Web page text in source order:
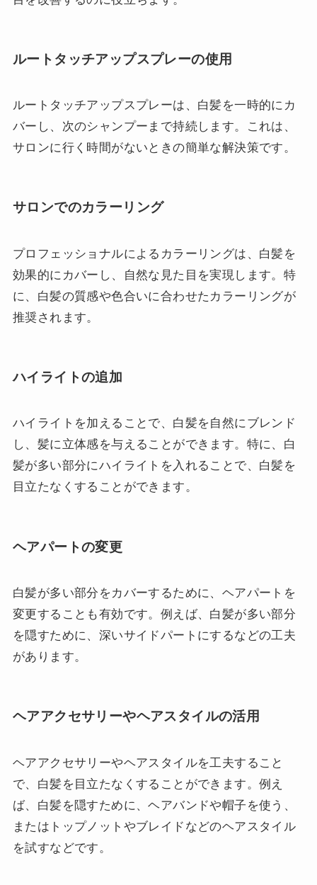
ルートタッチアップスプレーの使用
ルートタッチアップスプレーは、白髪を一時的にカ
バーし、次のシャンプーまで持続します。これは、
サロンに行く時間がないときの簡単な解決策です。
サロンでのカラーリング
プロフェッショナルによるカラーリングは、白髪を
効果的にカバーし、自然な見た目を実現します。特
に、白髪の質感や色合いに合わせたカラーリングが
推奨されます。
ハイライトの追加
ハイライトを加えることで、白髪を自然にブレンド
し、髪に立体感を与えることができます。特に、白
髪が多い部分にハイライトを入れることで、白髪を
目立たなくすることができます。
ヘアパートの変更
白髪が多い部分をカバーするために、ヘアパートを
変更することも有効です。例えば、白髪が多い部分
を隠すために、深いサイドパートにするなどの工夫
があります。
ヘアアクセサリーやヘアスタイルの活用
ヘアアクセサリーやヘアスタイルを工夫すること
で、白髪を目立たなくすることができます。例え
ば、白髪を隠すために、ヘアバンドや帽子を使う、
またはトップノットやブレイドなどのヘアスタイル
を試すなどです。